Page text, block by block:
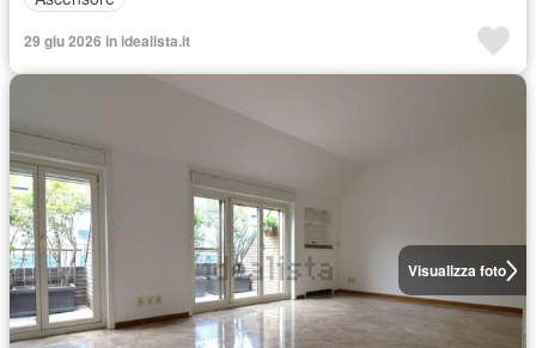
29 giu 2026 in idealista.it
Visualizza foto